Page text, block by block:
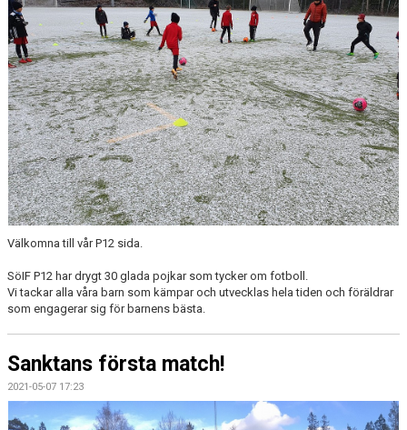
KALENDER
MATCHER
TRUPPEN
BILDER
DOKUMENT
KONTAKT
Välkomna till vår P12 sida.
SöIF P12 har drygt 30 glada pojkar som tycker om fotboll.
Vi tackar alla våra barn som kämpar och utvecklas hela tiden och föräldrar
som engagerar sig för barnens bästa.
Sanktans första match!
2021-05-07 17:23